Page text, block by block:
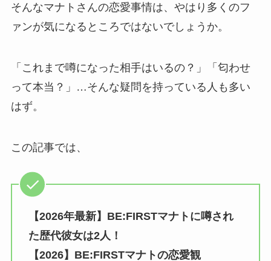
そんなマナトさんの恋愛事情は、やはり多くのフ
ァンが気になるところではないでしょうか。
「これまで噂になった相手はいるの？」「匂わせ
って本当？」…そんな疑問を持っている人も多い
はず。
この記事では、
【2026年最新】BE:FIRSTマナトに噂され
た歴代彼女は2人！
【2026】BE:FIRSTマナトの恋愛観